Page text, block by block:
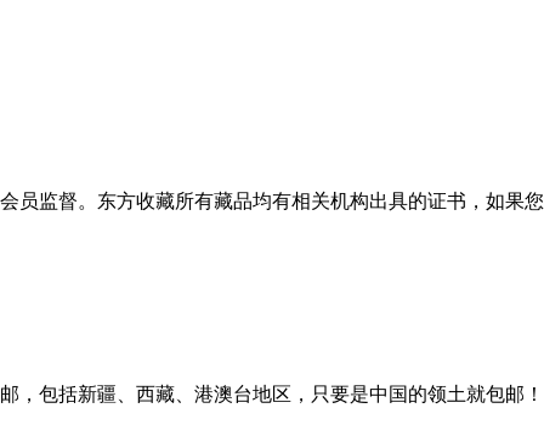
员监督。东方收藏所有藏品均有相关机构出具的证书，如果
，包括新疆、西藏、港澳台地区，只要是中国的领土就包邮